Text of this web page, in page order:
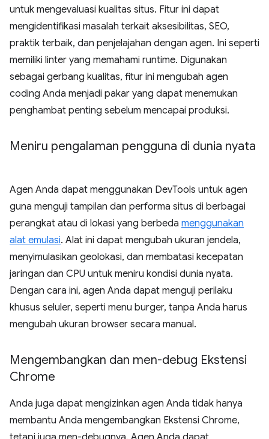
untuk mengevaluasi kualitas situs. Fitur ini dapat
mengidentifikasi masalah terkait aksesibilitas, SEO,
praktik terbaik, dan penjelajahan dengan agen. Ini seperti
memiliki linter yang memahami runtime. Digunakan
sebagai gerbang kualitas, fitur ini mengubah agen
coding Anda menjadi pakar yang dapat menemukan
penghambat penting sebelum mencapai produksi.
Meniru pengalaman pengguna di dunia nyata
Agen Anda dapat menggunakan DevTools untuk agen
guna menguji tampilan dan performa situs di berbagai
perangkat atau di lokasi yang berbeda menggunakan
alat emulasi. Alat ini dapat mengubah ukuran jendela,
menyimulasikan geolokasi, dan membatasi kecepatan
jaringan dan CPU untuk meniru kondisi dunia nyata.
Dengan cara ini, agen Anda dapat menguji perilaku
khusus seluler, seperti menu burger, tanpa Anda harus
mengubah ukuran browser secara manual.
Mengembangkan dan men-debug Ekstensi
Chrome
Anda juga dapat mengizinkan agen Anda tidak hanya
membantu Anda mengembangkan Ekstensi Chrome,